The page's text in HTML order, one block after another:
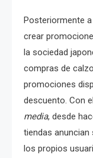
Posteriormente
crear
la sociedad
compras de
promociones
descuento. Con
media, desde
tiendas
los propios